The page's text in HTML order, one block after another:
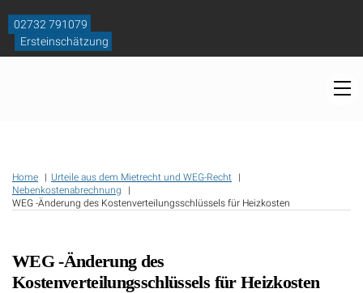
content
02732 791079
Ersteinschätzung
Home
Urteile aus dem Mietrecht und WEG-Recht
Nebenkostenabrechnung
WEG -Änderung des Kostenverteilungsschlüssels für Heizkosten
WEG -Änderung des
Kostenverteilungsschlüssels für Heizkosten